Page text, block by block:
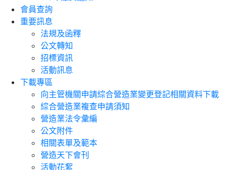
會員查詢
重要訊息
法規及函釋
公文轉知
招標資訊
活動訊息
下載專區
向主管機關申請綜合營造業變更登記相關資料下載
綜合營造業複查申請須知
營造業法令彙編
公文附件
相關表單及範本
營造天下會刊
活動花絮